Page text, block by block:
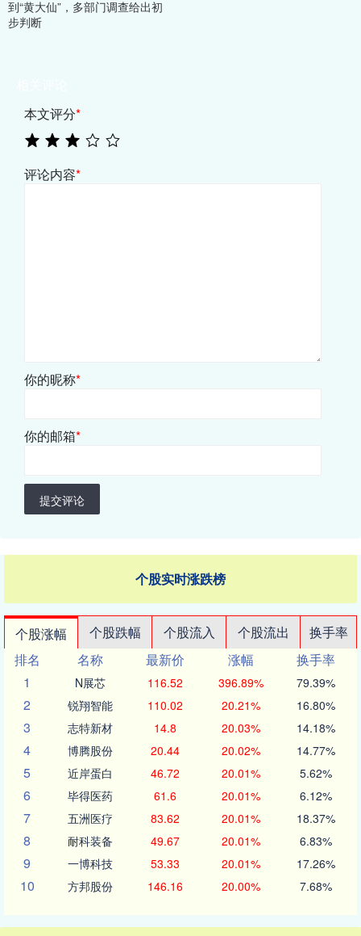
到“黄大仙”，多部门调查给出初
步判断
本文评分*
评论内容*
你的昵称*
你的邮箱*
提交评论
个股实时涨跌榜
个股涨幅 个股跌幅 个股流入 个股流出
换手率
排名
名称 最新价 涨幅
换手率
1
N展芯 116.52 396.89% 79.39%
2 锐翔智能 110.02 20.21% 16.80%
3 志特新材 14.8 20.03% 14.18%
4 博腾股份 20.44 20.02% 14.77%
5 近岸蛋白 46.72 20.01% 5.62%
6 毕得医药 61.6 20.01% 6.12%
7 五洲医疗 83.62 20.01% 18.37%
8 耐科装备 49.67 20.01% 6.83%
9 一博科技 53.33 20.01% 17.26%
10 方邦股份 146.16 20.00% 7.68%